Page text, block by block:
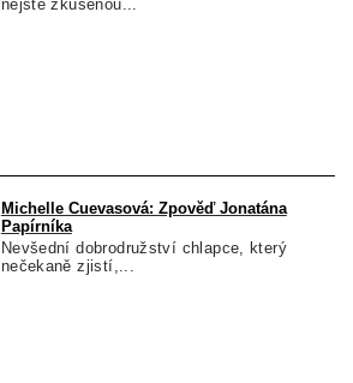
nejste zkušenou...
Michelle Cuevasová: Zpověď Jonatána
Papírníka
Nevšední dobrodružství chlapce, který
nečekaně zjistí,...